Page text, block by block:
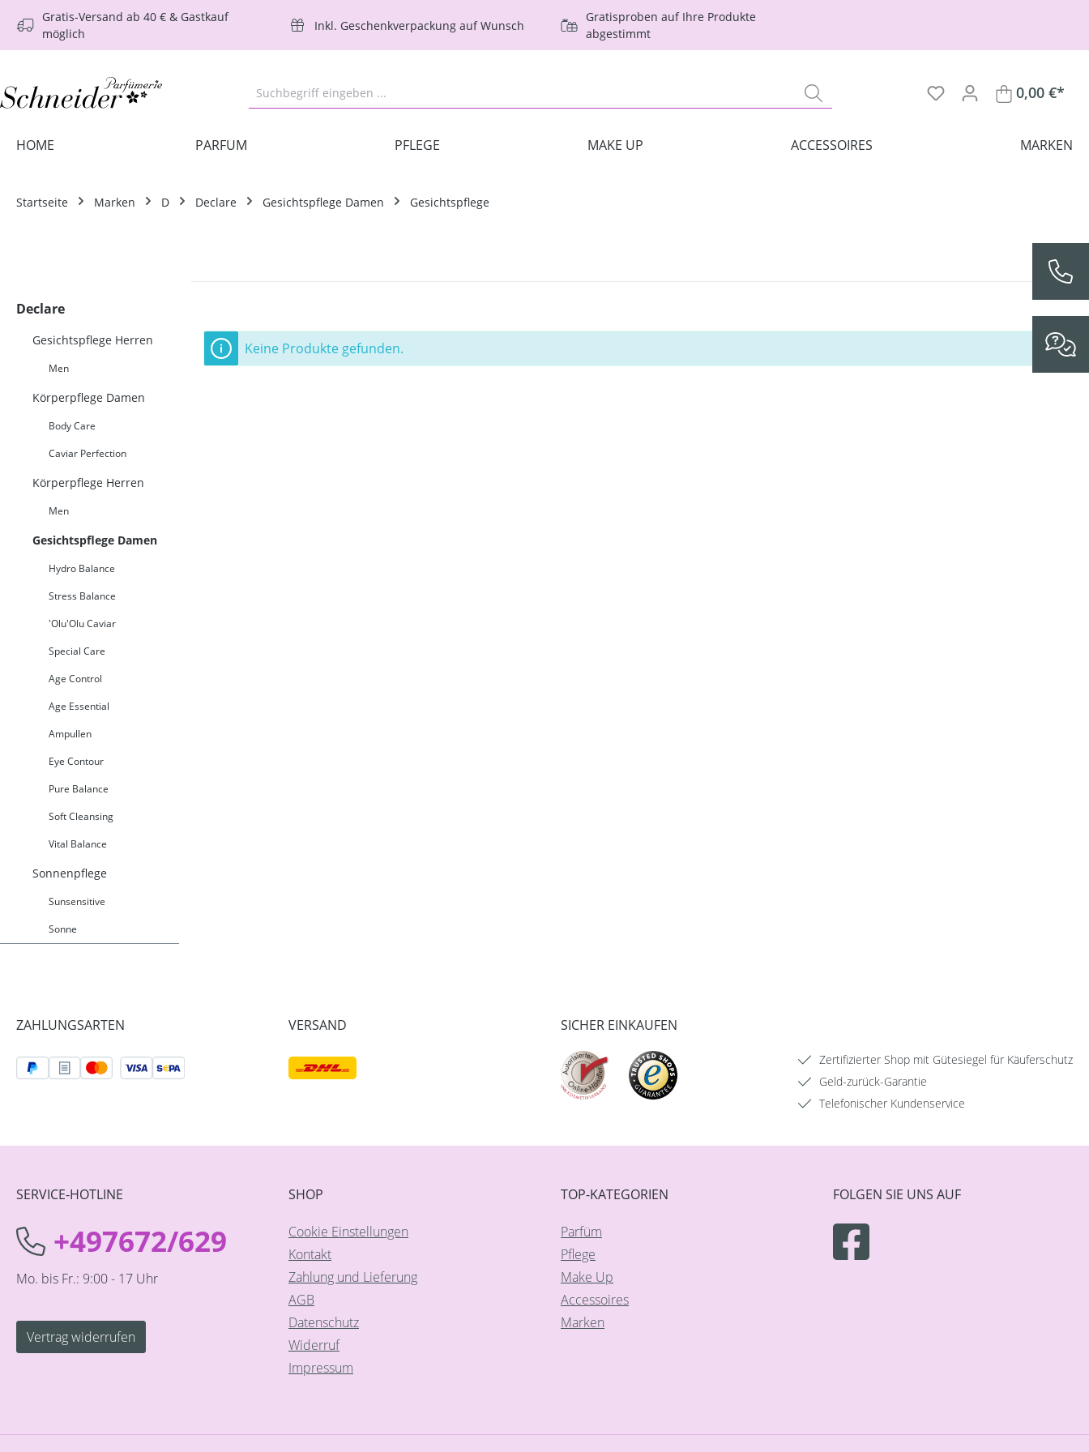
Hauptinhalt springen
Zur Suche springen
Zur Hauptnavigation springen
Gratis-Versand ab 40 € & Gastkauf
möglich
Inkl. Geschenkverpackung auf Wunsch
Gratisproben auf Ihre Produkte
abgestimmt
0,00 €*
HOME PARFUM PFLEGE MAKE UP ACCESSOIRES MARKEN
Startseite Marken D Declare Gesichtspflege Damen Gesichtspflege
Declare
Gesichtspflege Herren
Men
Körperpflege Damen
Body Care
Caviar Perfection
Körperpflege Herren
Men
Gesichtspflege Damen
Hydro Balance
Stress Balance
'Olu'Olu Caviar
Special Care
Age Control
Age Essential
Ampullen
Eye Contour
Pure Balance
Soft Cleansing
Vital Balance
Sonnenpflege
Sunsensitive
Sonne
Keine Produkte gefunden.
ZAHLUNGSARTEN VERSAND SICHER EINKAUFEN
Zertifizierter Shop mit Gütesiegel für Käuferschutz
Geld-zurück-Garantie
Telefonischer Kundenservice
SERVICE-HOTLINE
+497672/629
Mo. bis Fr.: 9:00 - 17 Uhr
Vertrag widerrufen
SHOP
Cookie Einstellungen
Kontakt
Zahlung und Lieferung
AGB
Datenschutz
Widerruf
Impressum
TOP-KATEGORIEN
Parfüm
Pflege
Make Up
Accessoires
Marken
FOLGEN SIE UNS AUF